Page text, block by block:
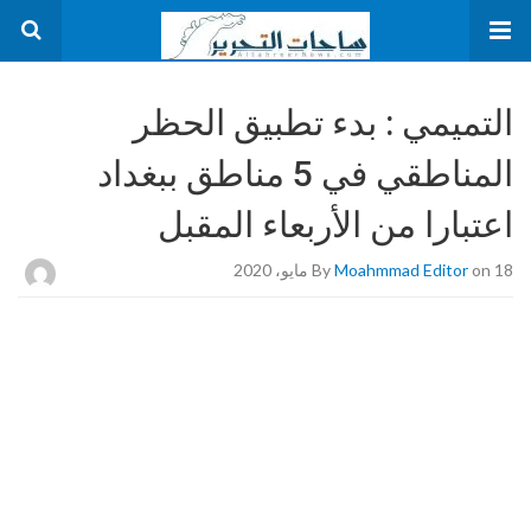
التميمي : بدء تطبيق الحظر
المناطقي في 5 مناطق ببغداد
اعتبارا من الأربعاء المقبل
ByMoahmmad Editoron 18 مايو، 2020